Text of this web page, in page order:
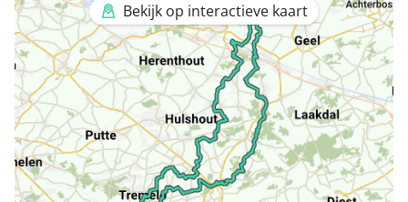
Bekijk op interactieve kaart